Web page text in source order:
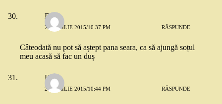
Dora
23 APRILIE 2015/10:37 PM RĂSPUNDE
Câteodată nu pot să aștept pana seara, ca să ajungă soțul
meu acasă să fac un duș
Dora
23 APRILIE 2015/10:44 PM RĂSPUNDE